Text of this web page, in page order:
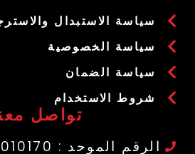
سياسة الاستبدال
سياسة الخصوصية
سياسة الضمان
شروط الاستخدام
تواصل
الرقم الموحد : 920010170